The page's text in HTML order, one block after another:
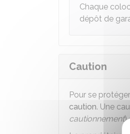
Chaque
dépôt de
Caution
Pour se
caution. Une
cautionnement)